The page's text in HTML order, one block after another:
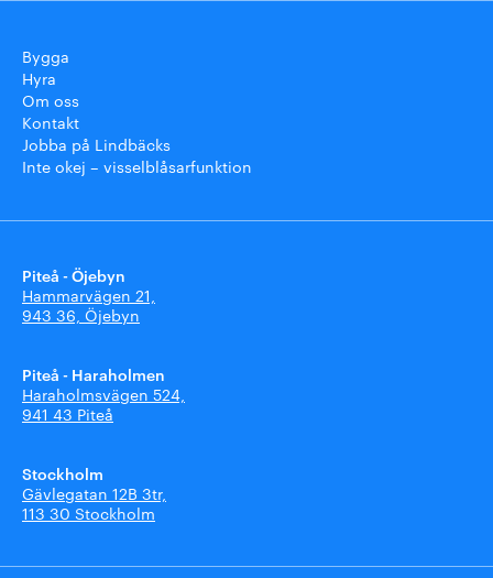
Bygga
Hyra
Om oss
Kontakt
Jobba på Lindbäcks
Inte okej – visselblåsarfunktion
Piteå - Öjebyn
Hammarvägen 21,
943 36, Öjebyn
Piteå - Haraholmen
Haraholmsvägen 524,
941 43 Piteå
Stockholm
Gävlegatan 12B 3tr,
113 30 Stockholm